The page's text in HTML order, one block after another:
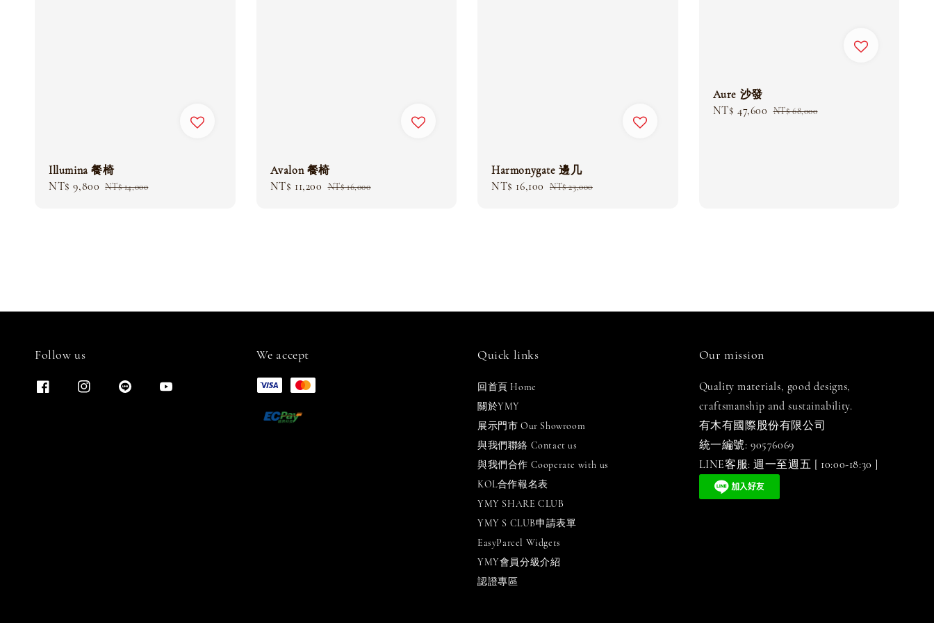
Illumina 餐椅
Sale
NT$ 9,800 Regular
NT$ 14,000
Avalon 餐椅
Sale
NT$ 11,200 Regular
NT$ 16,000
Harmonygate 邊几
Sale
NT$ 16,100 Regular
NT$ 23,000
Aure 沙發
Sale
NT$ 47,600 Regular
NT$ 68,000
Follow us We accept Quick links
回首頁 Home
關於YMY
展示門市 Our Showroom
與我們聯絡 Contact us
與我們合作 Cooperate with us
KOL合作報名表
YMY SHARE CLUB
YMY S CLUB申請表單
EasyParcel Widgets
YMY會員分級介紹
認證專區
Our mission
Quality materials, good designs,
craftsmanship and sustainability.
有木有國際股份有限公司
統一編號: 90576069
LINE客服: 週一至週五 [ 10:00-18:30 ]